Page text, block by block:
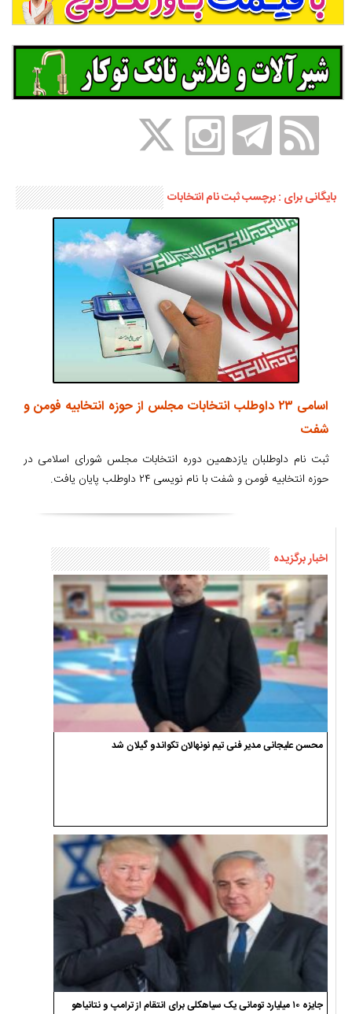
بایگانی برای : برچسب ثبت نام انتخابات
اسامی ۲۳ داوطلب انتخابات مجلس از حوزه انتخابیه فومن و
شفت
ثبت نام داوطلبان یازدهمین دوره انتخابات مجلس شورای اسلامی در
حوزه انتخابیه فومن و شفت با نام نویسی ۲۴ داوطلب پایان یافت.
اخبار برگزیده
محسن علیجانی مدیر فنی تیم نونهالان تکواندو گیلان شد
جایزه ۱۰ میلیارد تومانی یک سیاهکلی برای انتقام از ترامپ و نتانیاهو